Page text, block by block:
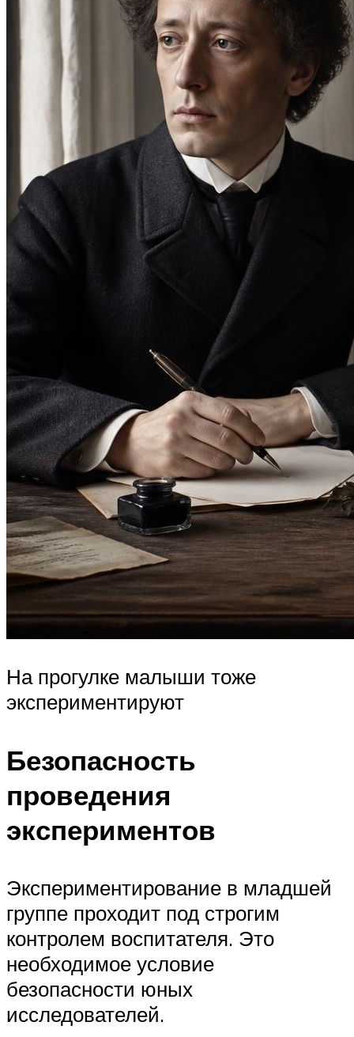
На прогулке малыши тоже
экспериментируют
Безопасность
проведения
экспериментов
Экспериментирование в младшей
группе проходит под строгим
контролем воспитателя. Это
необходимое условие
безопасности юных
исследователей.